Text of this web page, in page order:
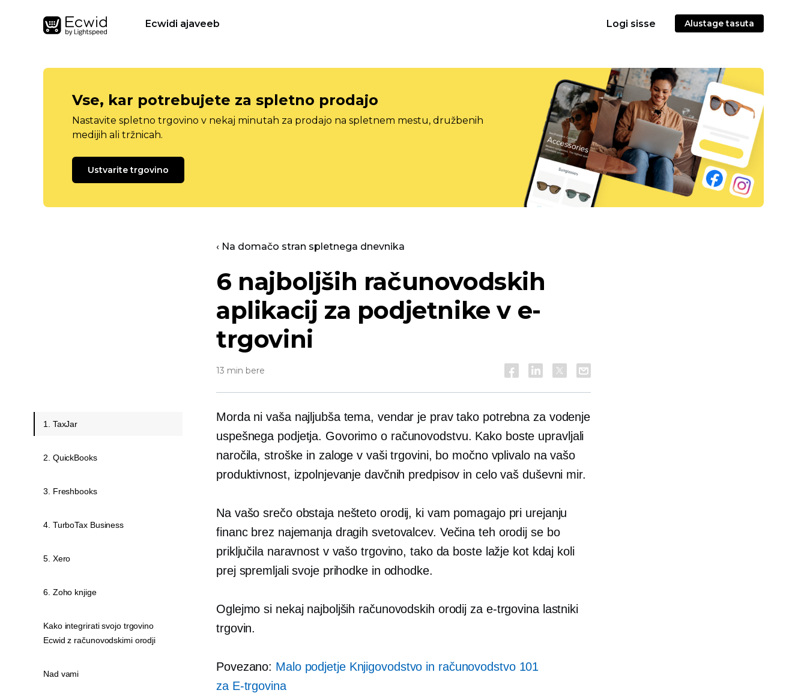
Ecwidi ajaveeb Logi sisse Alustage tasuta
Vse, kar potrebujete za spletno prodajo
Nastavite spletno trgovino v nekaj minutah za prodajo na spletnem mestu, družbenih
medijih ali tržnicah.
Ustvarite trgovino
‹ Na domačo stran spletnega dnevnika
6 najboljših računovodskih
aplikacij za podjetnike v e-
trgovini
13 min bere
Morda ni vaša najljubša tema, vendar je prav tako potrebna za vodenje
uspešnega podjetja. Govorimo o računovodstvu. Kako boste upravljali
naročila, stroške in zaloge v vaši trgovini, bo močno vplivalo na vašo
produktivnost, izpolnjevanje davčnih predpisov in celo vaš duševni mir.
Na vašo srečo obstaja nešteto orodij, ki vam pomagajo pri urejanju
financ brez najemanja dragih svetovalcev. Večina teh orodij se bo
priključila naravnost v vašo trgovino, tako da boste lažje kot kdaj koli
prej spremljali svoje prihodke in odhodke.
Oglejmo si nekaj najboljših računovodskih orodij za e-trgovinalastniki
trgovin.
Povezano: Malo podjetje Knjigovodstvo in računovodstvo 101
za E-trgovina
1. TaxJar
2. QuickBooks
3. Freshbooks
4. TurboTax Business
5. Xero
6. Zoho knjige
Kako integrirati svojo trgovino
Ecwid z računovodskimi orodji
Nad vami